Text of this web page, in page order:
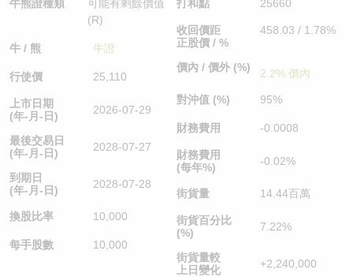
牛熊證種類
可能有剩餘價值
(R)
牛 / 熊 牛證
行使價 25,110
上市日期
(年-月-日)
2026-07-29
最後交易日
(年-月-日)
2028-07-27
到期日
(年-月-日)
2028-07-28
換股比率 10,000
每手股數 10,000
打和點 25660
收回價距
正股價 / %
458.03 / 1.78%
價內 / 價外 (%) 2.2% 價內
對沖值 (%) 95%
財務費用 -0.0008
財務費用
(每年%)
-0.02%
街貨量 14.44百萬
街貨百分比
(%)
7.22%
街貨量較
上日變化
+2,240,000